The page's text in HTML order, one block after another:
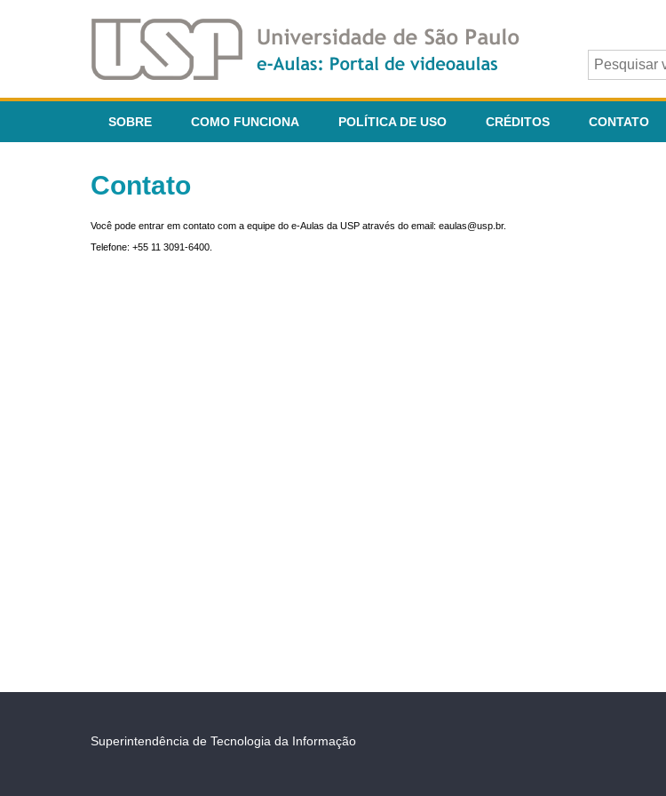
SOBRE COMO FUNCIONA POLÍTICA DE USO CRÉDITOS CONTATO
Contato
Você pode entrar em contato com a equipe do e-Aulas da USP através do email: eaulas@usp.br.
Telefone: +55 11 3091-6400.
Superintendência de Tecnologia da Informação